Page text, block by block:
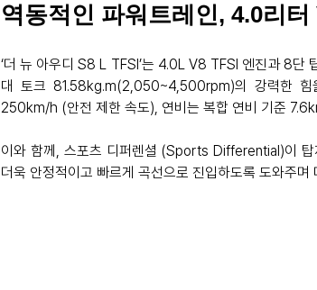
역동적인 파워트레인, 4.0리터
‘더 뉴 아우디 S8 L TFSI’는 4.0L V8 TFSI 엔진과 8
대 토크 81.58kg.m(2,050~4,500rpm)의 강력한
250km/h (안전 제한 속도), 연비는 복합 연비 기준
이와 함께, 스포츠 디퍼렌셜 (Sports Differential)이 탑
더욱 안정적이고 빠르게 곡선으로 진입하도록 도와주